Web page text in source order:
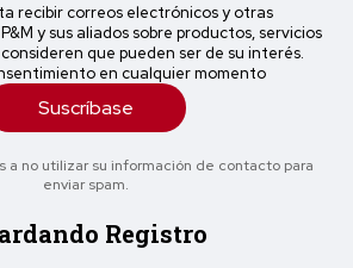
recibir correos electrónicos y otras
y sus aliados sobre productos, servicios
que pueden ser de su interés.
en cualquier momento
Suscríbase
a no utilizar su información de contacto para
enviar spam.
Registro